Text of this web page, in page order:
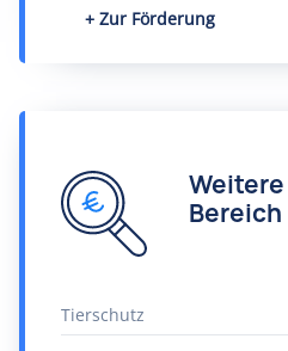
Zur Förderung
Bereich